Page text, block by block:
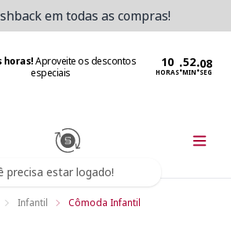
em todas as compras!
horas!Aproveite os descontos
especiais
HORAS:MIN:SEG
precisa estar logado!
Infantil Cômoda Infantil